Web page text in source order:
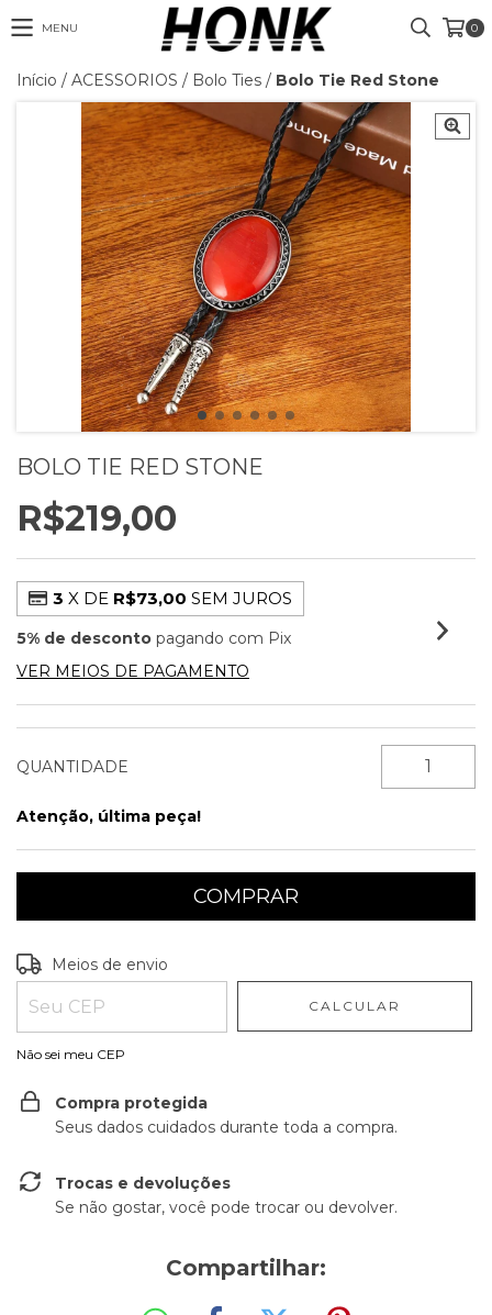
MENU 0
Início / ACESSORIOS / Bolo Ties / Bolo Tie Red Stone
BOLO TIE RED STONE
R$219,00
3 X DE R$73,00 SEM JUROS
5% de desconto pagando com Pix
VER MEIOS DE PAGAMENTO
QUANTIDADE
Atenção, última peça!
Entregas para o CEP:
Meios de envio
CALCULAR
Não sei meu CEP
Compra protegida
Seus dados cuidados durante toda a compra.
Trocas e devoluções
Se não gostar, você pode trocar ou devolver.
Compartilhar: